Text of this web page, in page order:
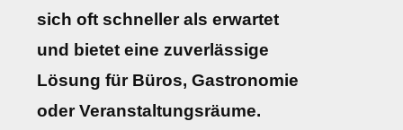
sich oft schneller als erwartet
und bietet eine zuverlässige
Lösung für Büros, Gastronomie
oder Veranstaltungsräume.